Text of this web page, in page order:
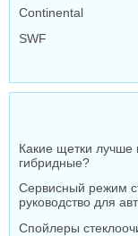
Continental
SWF
Какие щетки лучше
гибридные?
Сервисный режим
руководство для
Спойлеры